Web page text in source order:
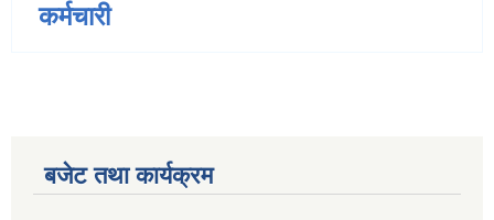
कर्मचारी
बजेट तथा कार्यक्रम